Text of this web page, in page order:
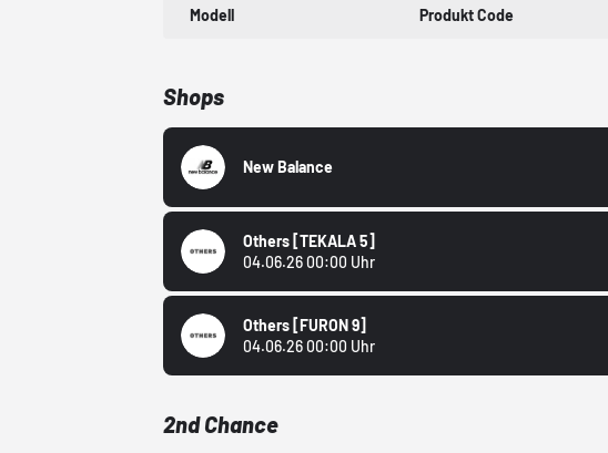
Modell Produkt Code
Shops
New Balance
Others [TEKALA 5]
04.06.26 00:00 Uhr
Others [FURON 9]
04.06.26 00:00 Uhr
2nd Chance